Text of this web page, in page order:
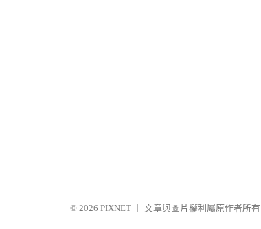
© 2026 PIXNET 文章與圖片權利屬原作者所有